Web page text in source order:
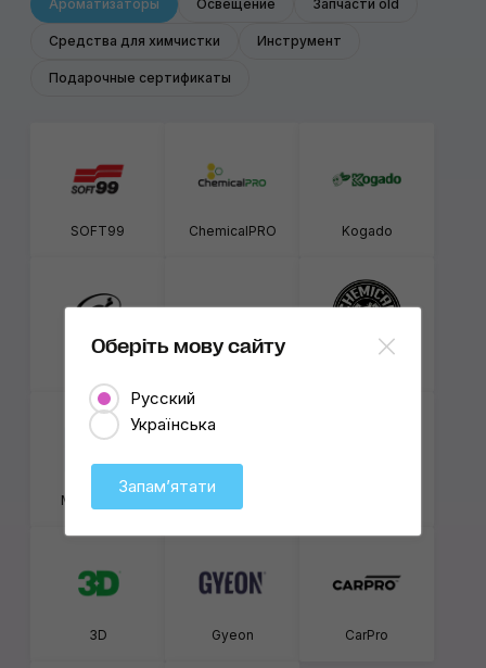
Ароматизаторы Освещение Запчасти old
Средства для химчистки Инструмент
Подарочные сертификаты
SOFT99 ChemicalPRO Kogado
My Shaldan
3D Gyeon CarPro
Оберіть мову сайту
Русский
Українська
Запамʼятати